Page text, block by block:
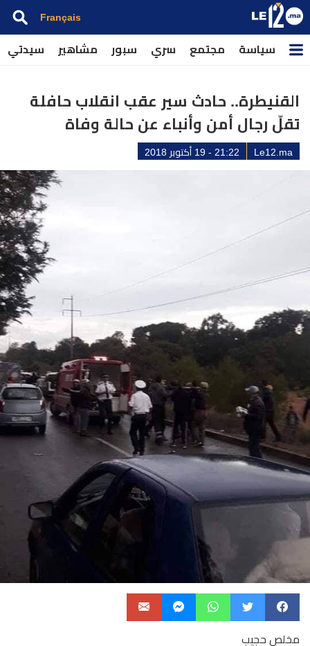
Français
سياسة مجتمع سري سبور مشاهير سيدتي
القنيطرة.. حادث سير عقب انقلاب حافلة
تقلّ رجال أمن وأنباء عن حالة وفاة
Le12.ma 21:22 - 19 أكتوبر 2018
مخلص حجيب